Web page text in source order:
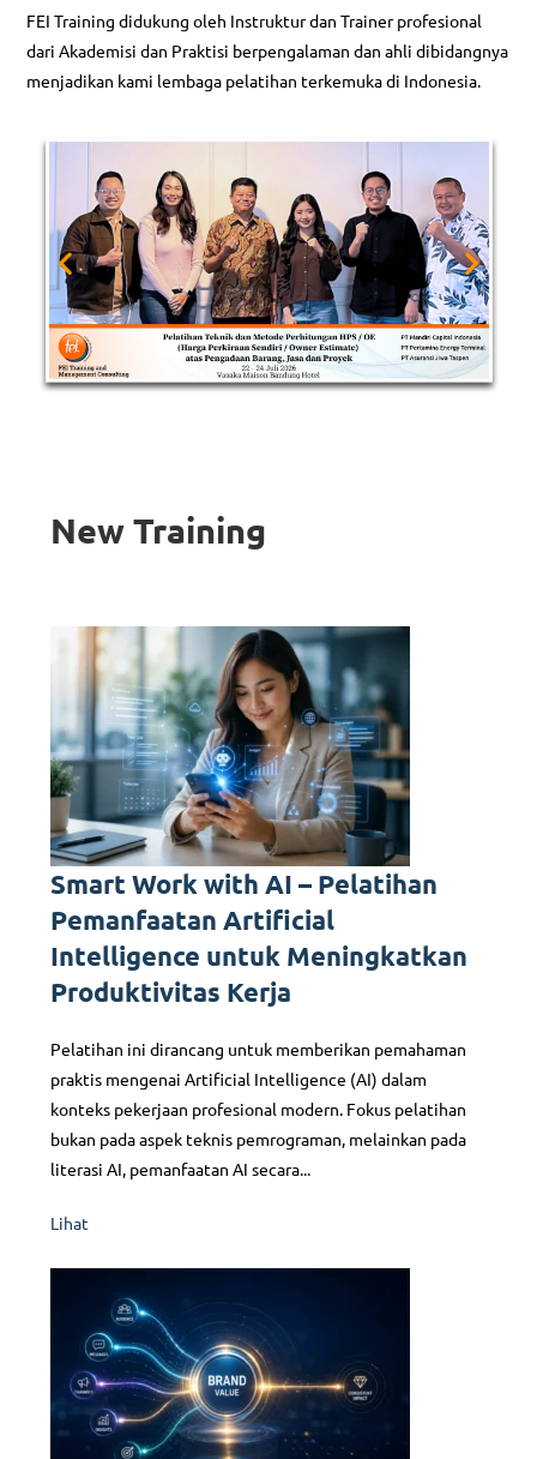
FEI Training didukung oleh Instruktur dan Trainer profesional
dari Akademisi dan Praktisi berpengalaman dan ahli dibidangnya
menjadikan kami lembaga pelatihan terkemuka di Indonesia.
New Training
Smart Work with AI – Pelatihan
Pemanfaatan Artificial
Intelligence untuk Meningkatkan
Produktivitas Kerja
Pelatihan ini dirancang untuk memberikan pemahaman
praktis mengenai Artificial Intelligence (AI) dalam
konteks pekerjaan profesional modern. Fokus pelatihan
bukan pada aspek teknis pemrograman, melainkan pada
literasi AI, pemanfaatan AI secara...
Lihat